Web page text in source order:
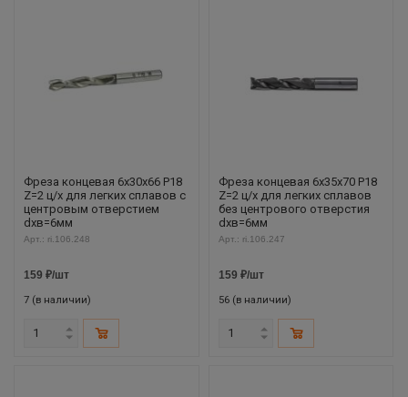
Фреза концевая 6х30х66 Р18
Z=2 ц/х для легких сплавов с
центровым отверстием
dхв=6мм
Арт.: ri.106.248
159 ₽/шт
7 (в наличии)
Фреза концевая 6х35х70 Р18
Z=2 ц/х для легких сплавов
без центрового отверстия
dхв=6мм
Арт.: ri.106.247
159 ₽/шт
56 (в наличии)